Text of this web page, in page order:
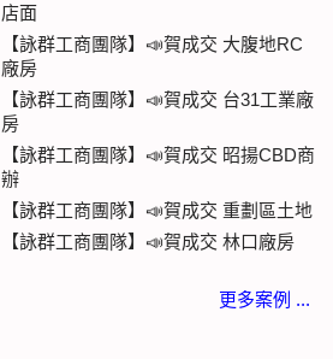
店面
【詠群工商團隊】📣賀成交 大腹地RC
廠房
【詠群工商團隊】📣賀成交 台31工業廠
房
【詠群工商團隊】📣賀成交 昭揚CBD商
辦
【詠群工商團隊】📣賀成交 重劃區土地
【詠群工商團隊】📣賀成交 林口廠房
更多案例 ...